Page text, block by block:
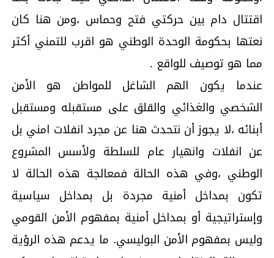
اقتتال دام بين حركتي فتح وحماس ،ومن هنا كان
نعتها بحكومة الوحدة الوطني هو اقرب للتمني أكثر
مما هو توصيف للواقع .
عندما يكون الهم الشاغل للمواطن هو الأمن
الشخصي والغذائي والقلق على مستقبله ومستقبل
أبنائه ،لا يجوز أن نتحدث هنا عن مجرد انفلات امني بل
عن انفلات وانهيار عام للسلطة ولأسس المشروع
الوطني ،وفي هذه الحالة فمعالجة هذه الحالة لا
تكون بمداخل أمنية مجردة بل بمداخل سياسية
وإستراتيجية أو بمداخل أمنية بمفهوم الأمن القومي
وليس بمفهوم الأمن البوليسي. ما يدعم هذه الرؤية